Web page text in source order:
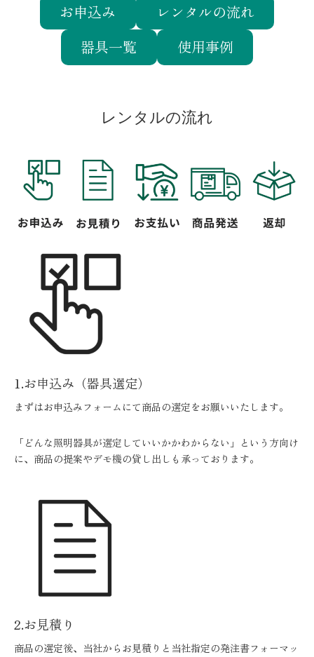
お申込み
レンタルの流れ
器具一覧
使用事例
レンタルの流れ
1.お申込み（器具選定）
まずはお申込みフォームにて商品の選定をお願いいたします。
「どんな照明器具が選定していいかかわからない」という方向け
に、商品の提案やデモ機の貸し出しも承っております。
2.お見積り
商品の選定後、当社からお見積りと当社指定の発注書フォーマッ